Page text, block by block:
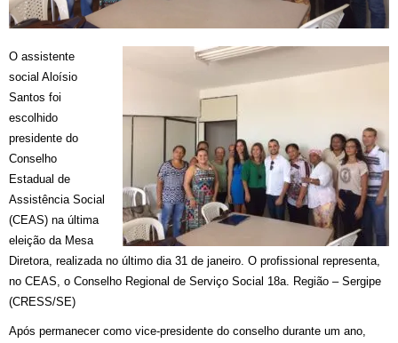
O assistente
social Aloísio
Santos foi
escolhido
presidente do
Conselho
Estadual de
Assistência Social
(CEAS) na última
eleição da Mesa
Diretora, realizada no último dia 31 de janeiro. O profissional representa,
no CEAS, o Conselho Regional de Serviço Social 18a. Região – Sergipe
(CRESS/SE)
Após permanecer como vice-presidente do conselho durante um ano,